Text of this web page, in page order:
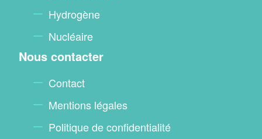
Hydrogène
Nucléaire
Nous contacter
Contact
Mentions légales
Politique de confidentialité